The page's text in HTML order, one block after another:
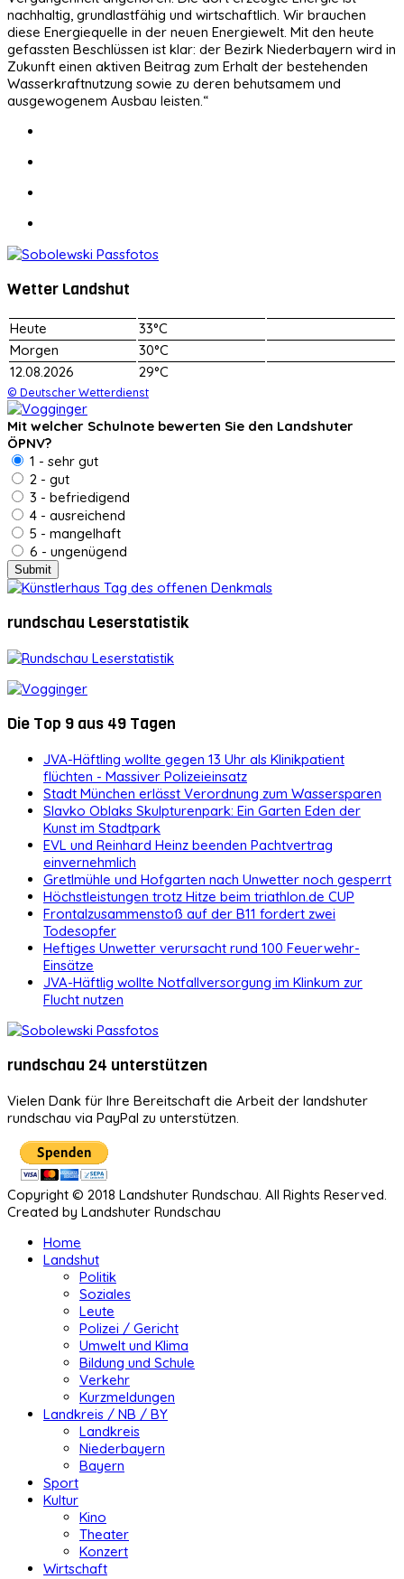
nachhaltig, grundlastfähig und wirtschaftlich. Wir brauchen
diese Energiequelle in der neuen Energiewelt. Mit den heute
gefassten Beschlüssen ist klar: der Bezirk Niederbayern wird in
Zukunft einen aktiven Beitrag zum Erhalt der bestehenden
Wasserkraftnutzung sowie zu deren behutsamem und
ausgewogenem Ausbau leisten.“
Wetter Landshut
Heute
33°C
Morgen
30°C
12.08.2026
29°C
© Deutscher Wetterdienst
Mit welcher Schulnote bewerten Sie den Landshuter
ÖPNV?
1 - sehr gut
2 - gut
3 - befriedigend
4 - ausreichend
5 - mangelhaft
6 - ungenügend
rundschau Leserstatistik
Die Top 9 aus 49 Tagen
JVA-Häftling wollte gegen 13 Uhr als Klinikpatient
flüchten - Massiver Polizeieinsatz
Stadt München erlässt Verordnung zum Wassersparen
Slavko Oblaks Skulpturenpark: Ein Garten Eden der
Kunst im Stadtpark
EVL und Reinhard Heinz beenden Pachtvertrag
einvernehmlich
Gretlmühle und Hofgarten nach Unwetter noch gesperrt
Höchstleistungen trotz Hitze beim triathlon.de CUP
Frontalzusammenstoß auf der B11 fordert zwei
Todesopfer
Heftiges Unwetter verursacht rund 100 Feuerwehr-
Einsätze
JVA-Häftlig wollte Notfallversorgung im Klinkum zur
Flucht nutzen
rundschau 24 unterstützen
Vielen Dank für Ihre Bereitschaft die Arbeit der landshuter
rundschau via PayPal zu unterstützen.
Copyright © 2018 Landshuter Rundschau. All Rights Reserved.
Created by Landshuter Rundschau
Home
Landshut
Politik
Soziales
Leute
Polizei / Gericht
Umwelt und Klima
Bildung und Schule
Verkehr
Kurzmeldungen
Landkreis / NB / BY
Landkreis
Niederbayern
Bayern
Sport
Kultur
Kino
Theater
Konzert
Wirtschaft